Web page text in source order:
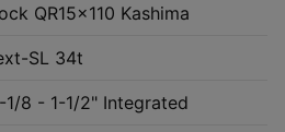
QR15x110 Kashima
SL 34t
1/8 - 1-1/2" Integrated